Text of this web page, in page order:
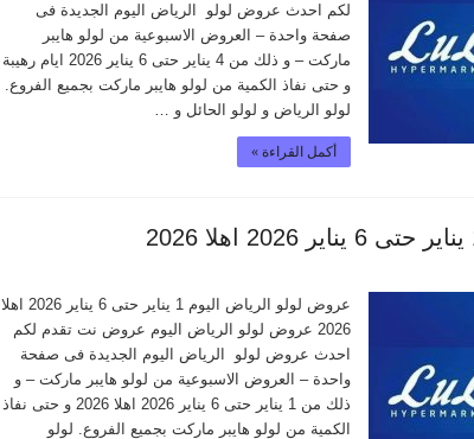
لكم احدث عروض لولو الرياض اليوم الجديدة فى
صفحة واحدة – العروض الاسبوعية من لولو هايبر
ماركت – و ذلك من 4 يناير حتى 6 يناير 2026 ايام رهيبة
و حتى نفاذ الكمية من لولو هايبر ماركت بجميع الفروع.
لولو الرياض و لولو الحائل و …
أكمل القراءة »
عروض لولو الرياض اليوم 1 يناير حتى 6 يناير 2026 اهلا
2026 عروض لولو الرياض اليوم عروض نت تقدم لكم
احدث عروض لولو الرياض اليوم الجديدة فى صفحة
واحدة – العروض الاسبوعية من لولو هايبر ماركت – و
ذلك من 1 يناير حتى 6 يناير 2026 اهلا 2026 و حتى نفاذ
الكمية من لولو هايبر ماركت بجميع الفروع. لولو